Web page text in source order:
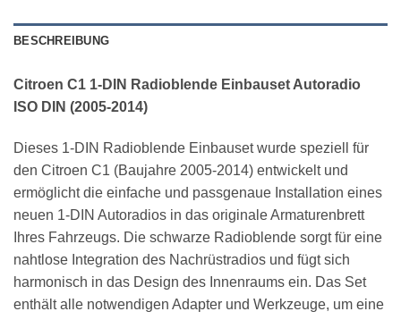
BESCHREIBUNG
Citroen C1 1-DIN Radioblende Einbauset Autoradio
ISO DIN (2005-2014)
Dieses 1-DIN Radioblende Einbauset wurde speziell für
den Citroen C1 (Baujahre 2005-2014) entwickelt und
ermöglicht die einfache und passgenaue Installation eines
neuen 1-DIN Autoradios in das originale Armaturenbrett
Ihres Fahrzeugs. Die schwarze Radioblende sorgt für eine
nahtlose Integration des Nachrüstradios und fügt sich
harmonisch in das Design des Innenraums ein. Das Set
enthält alle notwendigen Adapter und Werkzeuge, um eine